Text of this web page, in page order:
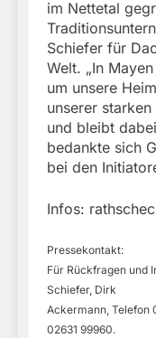
im Nettetal
Schiefer für
Welt. „In
um unsere
unserer
und bleibt
bedankte sich
bei den
Infos:
Pressekontakt:
Für Rückfragen und
Schiefer, Dirk
Ackermann, Telefon
02631 99960.